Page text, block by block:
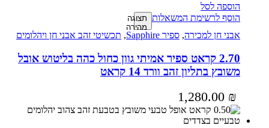
הוספה לסל
הוסף לרשימת המשאלות תצוגה
מהירה
אבני חן למכירה, ספיר Sapphire , תכשיטי זהב אבני חן ויהלומים
2.70 קראט ספיר אמיתי גוון כחול כהה בליטוש אובל
משובץ בתליון זהב וורד 14 קראט
1,280.00 ₪